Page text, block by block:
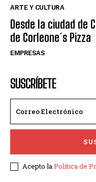
ARTE Y CULTURA
Desde la ciudad de
de Corleone´s Pizza
EMPRESAS
SUSCRÍBETE
Acepto laPolítica de